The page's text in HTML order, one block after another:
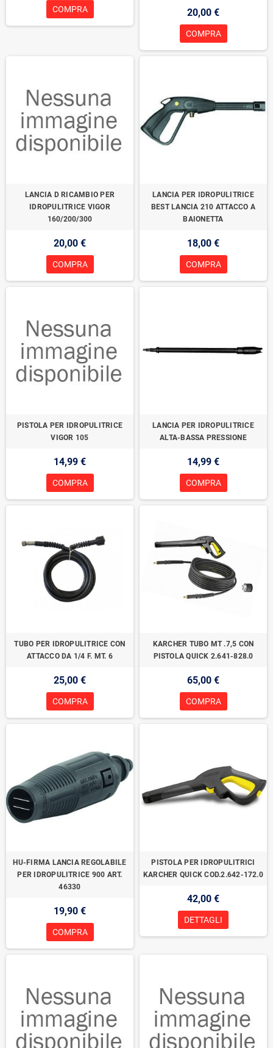
COMPRA 20,00 €
COMPRA
LANCIA D RICAMBIO PER
IDROPULITRICE VIGOR
160/200/300
20,00 €
COMPRA
LANCIA PER IDROPULITRICE
BEST LANCIA 210 ATTACCO A
BAIONETTA
18,00 €
COMPRA
PISTOLA PER IDROPULITRICE
VIGOR 105
14,99 €
COMPRA
LANCIA PER IDROPULITRICE
ALTA-BASSA PRESSIONE
14,99 €
COMPRA
TUBO PER IDROPULITRICE CON
ATTACCO DA 1/4 F. MT. 6
25,00 €
COMPRA
KARCHER TUBO MT .7,5 CON
PISTOLA QUICK 2.641-828.0
65,00 €
COMPRA
HU-FIRMA LANCIA REGOLABILE
PER IDROPULITRICE 900 ART.
46330
19,90 €
COMPRA
PISTOLA PER IDROPULITRICI
KARCHER QUICK COD.2.642-172.0
42,00 €
DETTAGLI